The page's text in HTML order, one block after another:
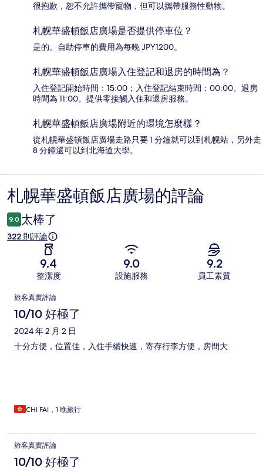
很抱歉，恕不允許攜帶寵物，但可以攜帶服務性動物。
札幌華盛頓飯店廣場是否提供停車位？
是的。自助停車的費用為每晚 JPY1200。
札幌華盛頓飯店廣場入住登記和退房的時間為？
入住登記開始時間：15:00；入住登記結束時間：00:00。退房
時間為 11:00。提供零接觸入住和退房服務。
札幌華盛頓飯店廣場附近的環境怎麼樣？
從札幌華盛頓飯店廣場走路只要 1 分鐘就可以到札幌站，另外走
8 分鐘還可以到北海道大學。
評
論
札幌華盛頓飯店廣場的評論
9.0 太棒了
322 則評論
9.4
整潔度
9.0
設施服務
9.2
員工素質
評
論
旅客真實評論
10/10 好極了
2024 年 2 月 2 日
十分方便，位置佳，入住手續快速，寄存行李方便，房間大
CHI FAI，1 晚旅行
旅客真實評論
10/10 好極了